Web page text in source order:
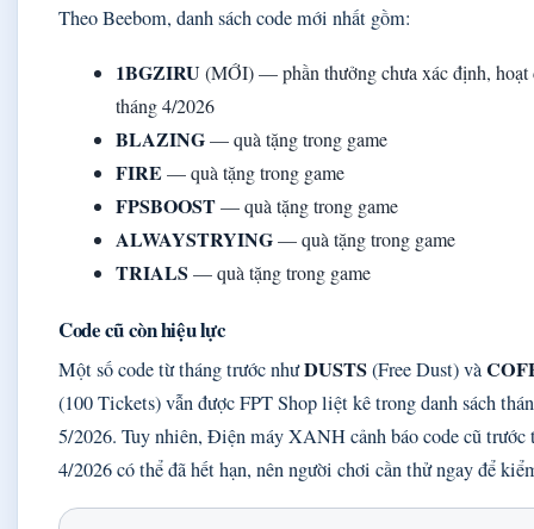
Theo Beebom, danh sách code mới nhất gồm:
1BGZIRU (MỚI) — phần thưởng chưa xác định, hoạt
tháng 4/2026
BLAZING— quà tặng trong game
FIRE — quà tặng trong game
FPSBOOST— quà tặng trong game
ALWAYSTRYING— quà tặng trong game
TRIALS — quà tặng trong game
Code cũ còn hiệu lực
Một số code từ tháng trước nhưDUSTS(Free Dust) và
(100 Tickets) vẫn được FPT Shop liệt kê trong danh sách
5/2026. Tuy nhiên, Điện máy XANH cảnh báo code cũ trước
4/2026 có thể đã hết hạn, nên người chơi cần thử ngay để